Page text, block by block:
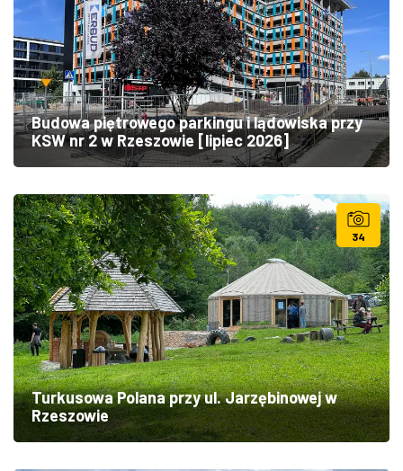
Budowa piętrowego parkingu i lądowiska przy
KSW nr 2 w Rzeszowie [lipiec 2026]
34
Turkusowa Polana przy ul. Jarzębinowej w
Rzeszowie